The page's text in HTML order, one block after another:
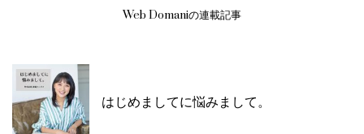
Web Domaniの連載記事
はじめましてに悩みまして。